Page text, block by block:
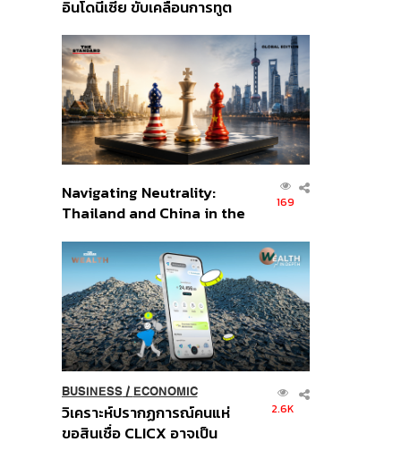
อินโดนีเซีย ขับเคลื่อนการทูต
ส่วนยุทธศาสตร์ไทย –
อินโดนีเซีย
Navigating Neutrality:
Thailand and China in the
Order
169
BUSINESS/ ECONOMIC
วิเคราะห์ปรากฏการณ์คนแห่
ขอสินเชื่อ CLICX อาจเป็น
2.6K